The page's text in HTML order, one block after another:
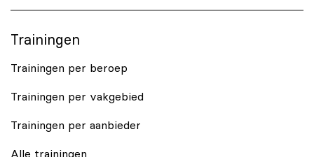
Trainingen
Trainingen per beroep
Trainingen per vakgebied
Trainingen per aanbieder
Alle trainingen